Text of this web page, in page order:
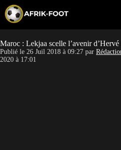
p
t
o
c
CAN
Maroc : Lekjaa scelle l’avenir d’Hervé
Publié le 26 Juil 2018 à 09:27 par
2020 à 17:01